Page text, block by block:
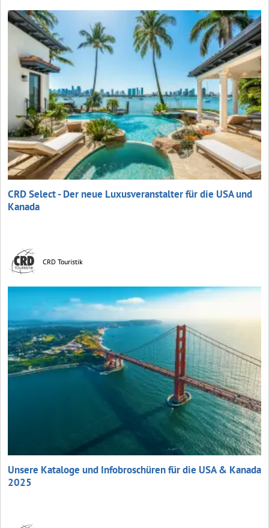
CRD Select - Der neue Luxusveranstalter für die USA und
Kanada
CRD Touristik
Unsere Kataloge und Infobroschüren für die USA & Kanada
2025